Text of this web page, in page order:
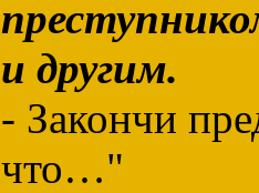
и другим.
- Закончи
что…"